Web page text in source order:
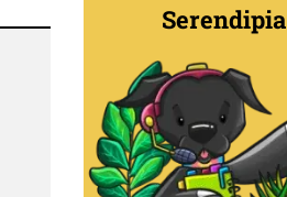
Serendipia